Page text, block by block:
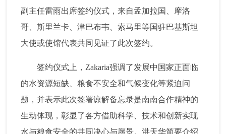
副主任雷雨出席签约仪式，来自孟加拉国、摩洛
哥、斯里兰卡、津巴布韦、索马里等国驻巴基斯坦
大使或使馆代表共同见证了此次签约。
签约仪式上，Zakaria强调了发展中国家正面临
的水资源短缺、粮食不安全和气候变化等紧迫问
题，并表示此次签署谅解备忘录是南南合作精神的
生动体现，彰显了各方借助科学、技术和创新实现
水与粮食安全的共同决心与愿景。洪天华简要介绍